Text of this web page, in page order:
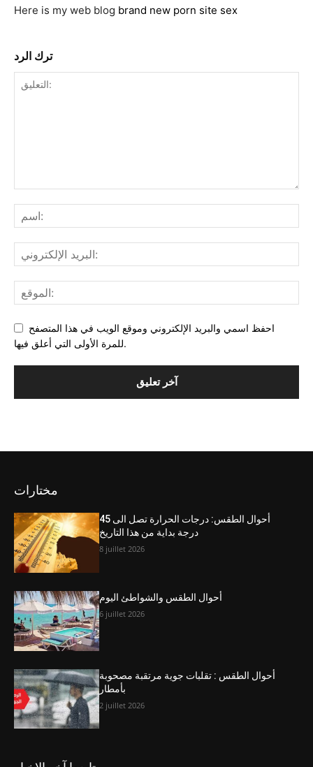
Here is my web blog brand new porn site sex
ترك الرد
احفظ اسمي والبريد الإلكتروني وموقع الويب في هذا المتصفح
للمرة الأولى التي أعلق فيها.
مختارات
أحوال الطقس: درجات الحرارة تصل الى 45
درجة بداية من هذا التاريخ
8 juillet 2026
أحوال الطقس والشواطئ اليوم
6 juillet 2026
أحوال الطقس : تقلبات جوية مرتقبة مصحوبة
بأمطار
2 juillet 2026